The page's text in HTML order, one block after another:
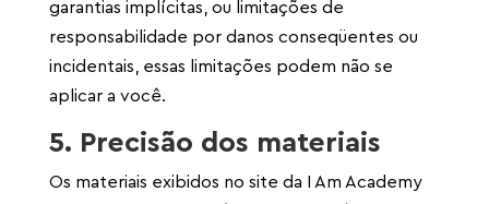
garantias implícitas, ou limitações de
responsabilidade por danos conseqüentes ou
incidentais, essas limitações podem não se
aplicar a você.
5. Precisão dos materiais
Os materiais exibidos no site da I Am Academy